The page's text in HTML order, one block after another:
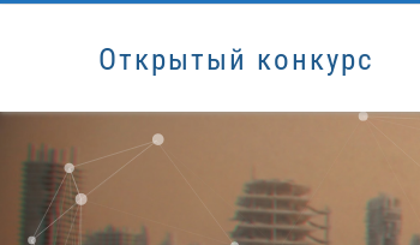
Открытый конкурс